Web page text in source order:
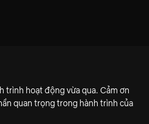
trình hoạt động vừa qua. Cảm ơn
quan trọng trong hành trình của